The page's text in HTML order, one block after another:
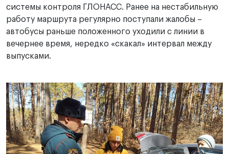
системы контроля ГЛОНАСС. Ранее на нестабильную
работу маршрута регулярно поступали жалобы –
автобусы раньше положенного уходили с линии в
вечернее время, нередко «скакал» интервал между
выпусками.